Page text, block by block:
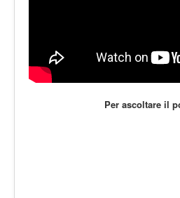
Per ascoltare il